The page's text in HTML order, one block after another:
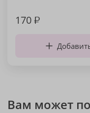
170₽
Вам может